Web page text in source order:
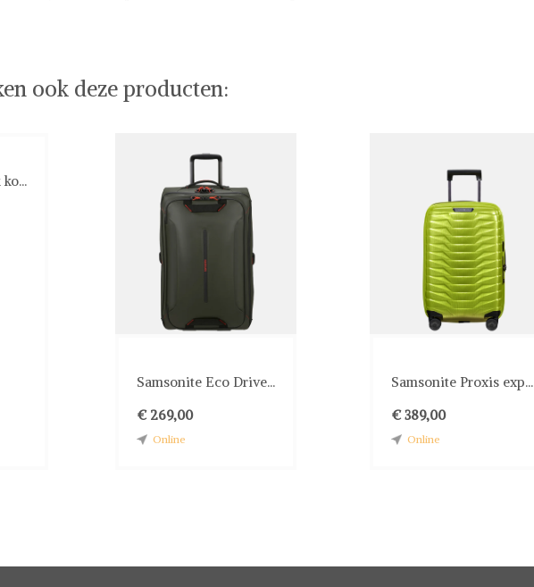
vertrouwen kunt shoppen. Daarnaast staat veiligheid voorop bij Shwaybox -
ook deze producten:
Samsonite Eco Drive...
€ 269,00
Online
Samsonite Proxis exp...
€ 389,00
Online